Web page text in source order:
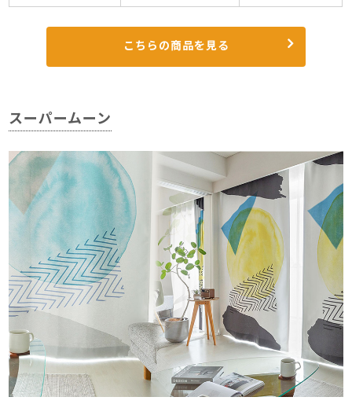
こちらの商品を見る
スーパームーン